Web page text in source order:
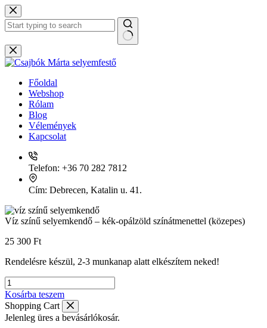
Skip
to
content
No
results
Főoldal
Webshop
Rólam
Blog
Vélemények
Kapcsolat
Telefon: +36 70 282 7812
Cím: Debrecen, Katalin u. 41.
Víz színű selyemkendő – kék-opálzöld színátmenettel (közepes)
25 300 Ft
Rendelésre készül, 2-3 munkanap alatt elkészítem neked!
Víz
színű
selyemkendő
–
kék-
Kosárba teszem
Shopping Cart
Jelenleg üres a bevásárlókosár.